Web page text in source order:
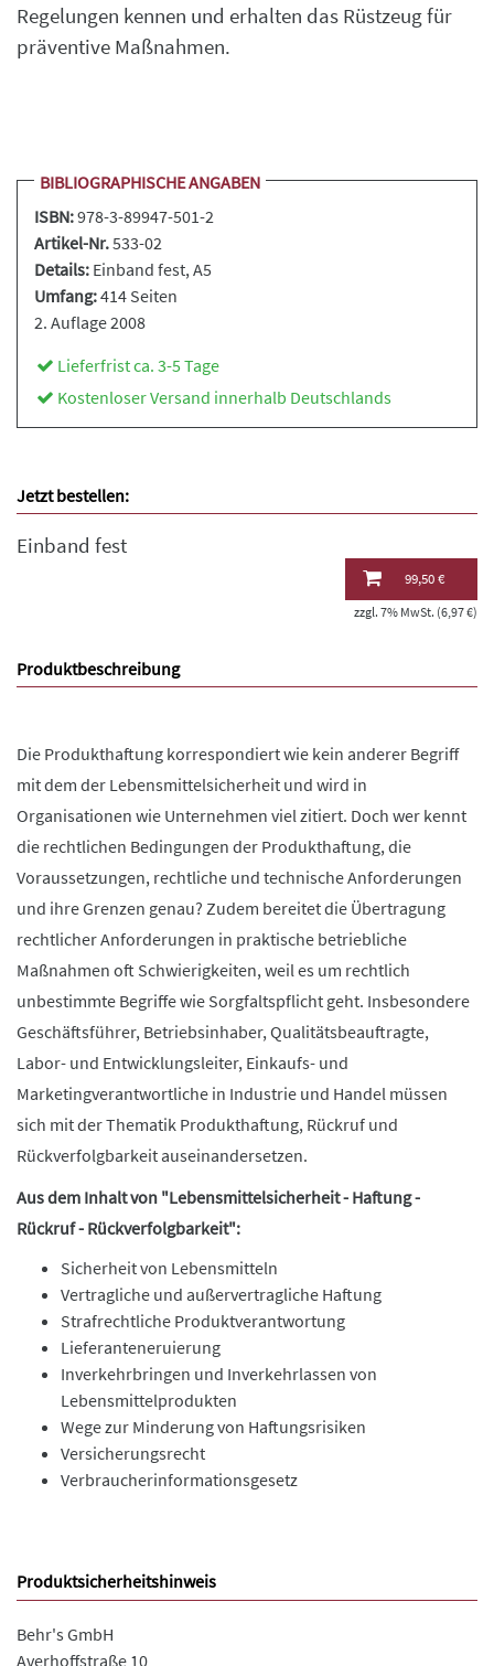
Regelungen kennen und erhalten das Rüstzeug für
präventive Maßnahmen.
BIBLIOGRAPHISCHE ANGABEN
ISBN:978-3-89947-501-2
Artikel-Nr.533-02
Details: Einband fest, A5
Umfang:414 Seiten
2. Auflage 2008
Lieferfrist ca. 3-5 Tage
Kostenloser Versand innerhalb Deutschlands
Jetzt bestellen:
Einband fest
99,50 €
zzgl. 7% MwSt. (6,97 €)
Produktbeschreibung
Die Produkthaftung korrespondiert wie kein anderer Begriff
mit dem der Lebensmittelsicherheit und wird in
Organisationen wie Unternehmen viel zitiert. Doch wer kennt
die rechtlichen Bedingungen der Produkthaftung, die
Voraussetzungen, rechtliche und technische Anforderungen
und ihre Grenzen genau? Zudem bereitet die Übertragung
rechtlicher Anforderungen in praktische betriebliche
Maßnahmen oft Schwierigkeiten, weil es um rechtlich
unbestimmte Begriffe wie Sorgfaltspflicht geht. Insbesondere
Geschäftsführer, Betriebsinhaber, Qualitätsbeauftragte,
Labor- und Entwicklungsleiter, Einkaufs- und
Marketingverantwortliche in Industrie und Handel müssen
sich mit der Thematik Produkthaftung, Rückruf und
Rückverfolgbarkeit auseinandersetzen.
Aus dem Inhalt von "Lebensmittelsicherheit - Haftung -
Rückruf - Rückverfolgbarkeit":
Sicherheit von Lebensmitteln
Vertragliche und außervertragliche Haftung
Strafrechtliche Produktverantwortung
Lieferanteneruierung
Inverkehrbringen und Inverkehrlassen von
Lebensmittelprodukten
Wege zur Minderung von Haftungsrisiken
Versicherungsrecht
Verbraucherinformationsgesetz
Produktsicherheitshinweis
Behr's GmbH
Averhoffstraße 10